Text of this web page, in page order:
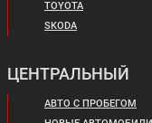
Цена от:
2 354 410 ₽
В кредит от:
TOYOTA
SKODA
ЦЕНТРАЛЬНЫЙ
АВТО С ПРОБЕГОМ